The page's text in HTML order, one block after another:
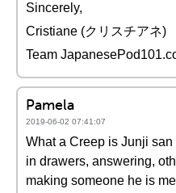
Sincerely,
Cristiane (クリスチアネ)
Team
Pamela
2019-06-02 07:41:07
What a Creep is Junji
in drawers, answering,
making someone he is